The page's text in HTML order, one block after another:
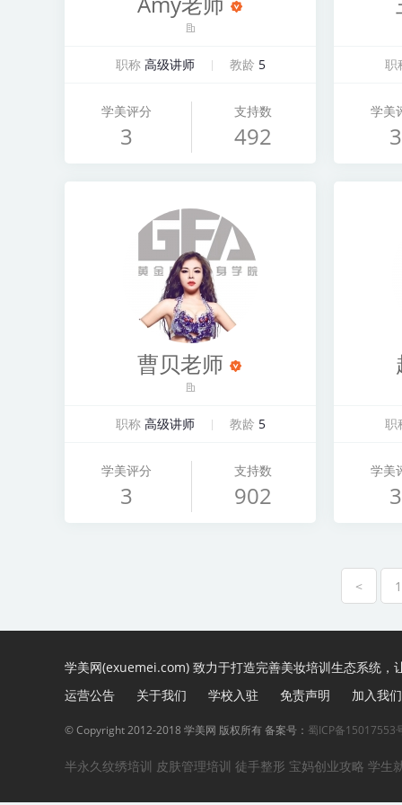
职称 高级讲师 教龄 5
学美评分
3
支持数
492
职
学美
3
曹贝老师
职称 高级讲师 教龄 5
学美评分
3
支持数
902
职
学美
3
< 1
学美网(exuemei.com) 致力于打造完善美妆培训生态系统，
运营公告
关于我们 学校入驻 免责声明 加入我们
© Copyright 2012-2018 学美网 版权所有 备案号： 蜀ICP备15017553
半永久纹绣培训 皮肤管理培训 徒手整形 宝妈创业攻略 学生